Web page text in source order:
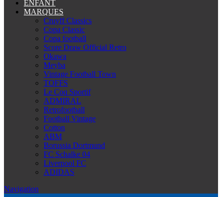
ENFANT
MARQUES
Cruyff Classics
Copa Classic
Copa football
Score Draw Official Retro
Okawa
Meyba
Vintage Football Town
TOFFS
Le Coq Sportif
ADMIRAL
Retrofootball
Football Vintage
Cotton
ABM
Borussia Dortmund
FC Schalke 04
Liverpool FC
ADIDAS
Navigation